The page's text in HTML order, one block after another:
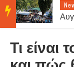
BRE
AKINΤι είναι